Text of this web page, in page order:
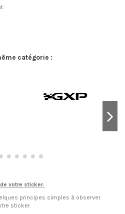
catégorie :
votre sticker.
principes simples à observer
sticker.